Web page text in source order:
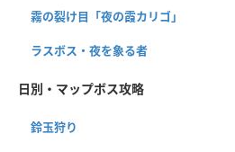
霧の裂け目「夜の霞カリゴ」
ラスボス・夜を象る者
日別・マップボス攻略
鈴玉狩り